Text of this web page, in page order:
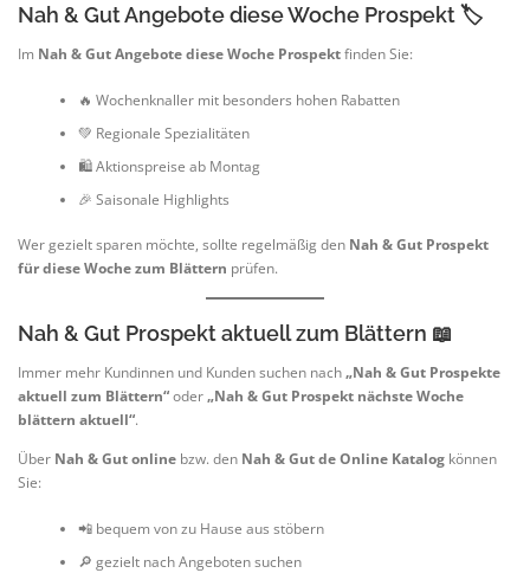
Nah & Gut Angebote diese Woche Prospekt 🏷️
Im Nah & Gut Angebote diese Woche Prospektfinden Sie:
🔥 Wochenknaller mit besonders hohen Rabatten
💚 Regionale Spezialitäten
🛍️ Aktionspreise ab Montag
🎉 Saisonale Highlights
Wer gezielt sparen möchte, sollte regelmäßig den Nah & Gut Prospekt
für diese Woche zum Blättern prüfen.
Nah & Gut Prospekt aktuell zum Blättern 📖
Immer mehr Kundinnen und Kunden suchen nach„Nah & Gut Prospekte
aktuell zum Blättern“oder„Nah & Gut Prospekt nächste Woche
blättern aktuell“.
Über Nah & Gut online bzw. den Nah & Gut de Online Katalog können
Sie:
📲 bequem von zu Hause aus stöbern
🔎 gezielt nach Angeboten suchen